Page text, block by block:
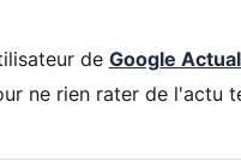
de Google
ne rien rater de l'actu